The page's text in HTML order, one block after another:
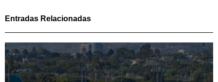
Entradas Relacionadas